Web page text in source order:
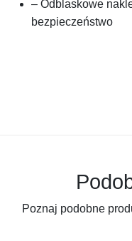
– Odblaskowe
bezpieczeństwo
Poznaj podobne